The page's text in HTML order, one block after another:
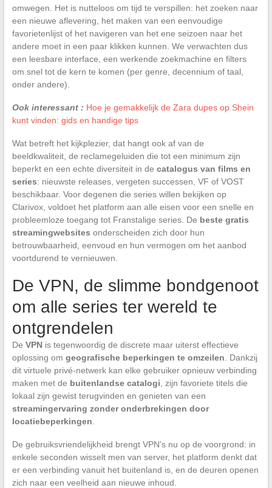
omwegen. Het is nutteloos om tijd te verspillen: het zoeken naar
een nieuwe aflevering, het maken van een eenvoudige
favorietenlijst of het navigeren van het ene seizoen naar het
andere moet in een paar klikken kunnen. We verwachten dus
een leesbare interface, een werkende zoekmachine en filters
om snel tot de kern te komen (per genre, decennium of taal,
onder andere).
Ook interessant : Hoe je gemakkelijk de Zara dupes op Shein
kunt vinden: gids en handige tips
Wat betreft het kijkplezier, dat hangt ook af van de
beeldkwaliteit, de reclamegeluiden die tot een minimum zijn
beperkt en een echte diversiteit in de catalogus van films en
series: nieuwste releases, vergeten successen, VF of VOST
beschikbaar. Voor degenen die series willen bekijken op
Clarivox, voldoet het platform aan alle eisen voor een snelle en
probleemloze toegang tot Franstalige series. De beste gratis
streamingwebsites onderscheiden zich door hun
betrouwbaarheid, eenvoud en hun vermogen om het aanbod
voortdurend te vernieuwen.
De VPN, de slimme bondgenoot
om alle series ter wereld te
ontgrendelen
De VPNis tegenwoordig de discrete maar uiterst effectieve
oplossing om geografische beperkingen te omzeilen . Dankzij
dit virtuele privé-netwerk kan elke gebruiker opnieuw verbinding
maken met de buitenlandse catalogi , zijn favoriete titels die
lokaal zijn gewist terugvinden en genieten van een
streamingervaring zonder onderbrekingen door
locatiebeperkingen
De gebruiksvriendelijkheid brengt VPN’s nu op de voorgrond: in
enkele seconden wisselt men van server, het platform denkt dat
er een verbinding vanuit het buitenland is, en de deuren openen
zich naar een veelheid aan nieuwe inhoud.